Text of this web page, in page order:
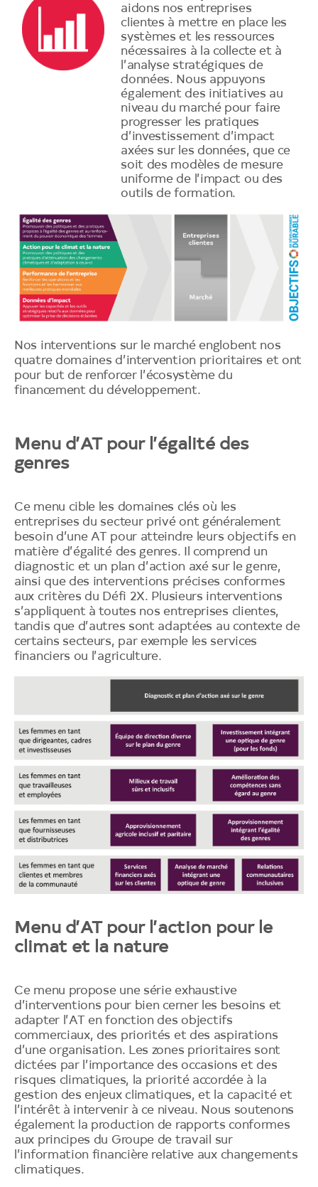
aidons nos entreprises
clientes à mettre en place les
systèmes et les ressources
nécessaires à la collecte et à
l’analyse stratégiques de
données. Nous appuyons
également des initiatives au
niveau du marché pour faire
progresser les pratiques
d’investissement d’impact
axées sur les données, que ce
soit des modèles de mesure
uniforme de l’impact ou des
outils de formation.
Image
Nos interventions sur le marché englobent nos
quatre domaines d’intervention prioritaires et ont
pour but de renforcer l’écosystème du
financement du développement.
Début
du
l’action
en
faveur
l’égalité
des
genres
Menu d’AT pour l’égalité des
genres
Ce menu cible les domaines clés où les
entreprises du secteur privé ont généralement
besoin d’une AT pour atteindre leurs objectifs en
matière d’égalité des genres. Il comprend un
diagnostic et un plan d’action axé sur le genre,
ainsi que des interventions précises conformes
aux critères du Défi 2X. Plusieurs interventions
s’appliquent à toutes nos entreprises clientes,
tandis que d’autres sont adaptées au contexte de
certains secteurs, par exemple les services
financiers ou l’agriculture.
menu
d’AT
pour
le
climat
et
la
nature
Menu d’AT pour l’action pour le
climat et la nature
Ce menu propose une série exhaustive
d’interventions pour bien cerner les besoins et
adapter l’AT en fonction des objectifs
commerciaux, des priorités et des aspirations
d’une organisation. Les zones prioritaires sont
dictées par l’importance des occasions et des
risques climatiques, la priorité accordée à la
gestion des enjeux climatiques, et la capacité et
l’intérêt à intervenir à ce niveau. Nous soutenons
également la production de rapports conformes
aux principes du Groupe de travail sur
l’information financière relative aux changements
climatiques.